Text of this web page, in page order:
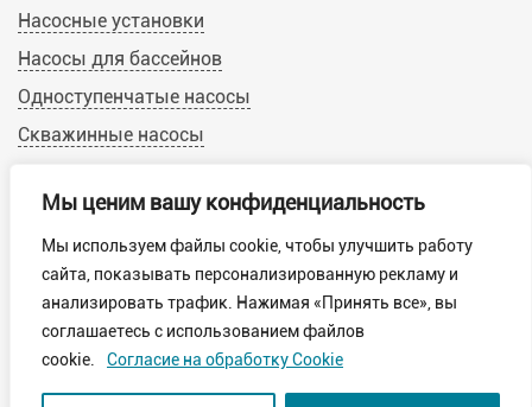
Мы ценим вашу конфиденциальность
Мы используем файлы cookie, чтобы улучшить работу
сайта, показывать персонализированную рекламу и
анализировать трафик. Нажимая «Принять все», вы
соглашаетесь с использованием файлов
cookie.
Согласие на обработку Cookie
Насосные установки
Насосы для бассейнов
Одноступенчатые насосы
Скважинные насосы
© 2019-2022 Calpeda-Russia.ru
Пользовательское соглашение
Обработка персональных данных
Политика конфиденциальности
Обработка файлов cookie